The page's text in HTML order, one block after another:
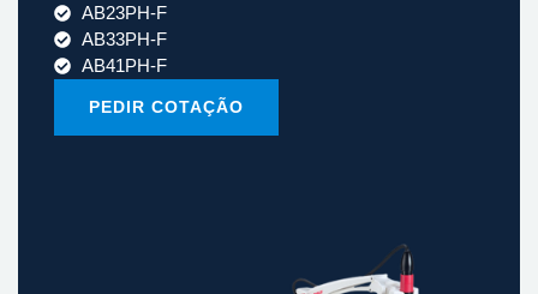
AB23PH-F
AB33PH-F
AB41PH-F
PEDIR COTAÇÃO